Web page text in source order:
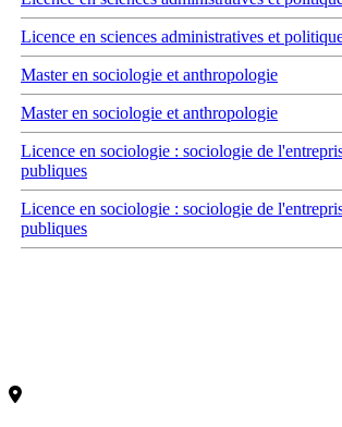
Licence en sciences administratives et
Master en sociologie et anthropologie
Master en sociologie et anthropologie
Licence en sociologie : sociologie de
publiques
Licence en sociologie : sociologie de
publiques